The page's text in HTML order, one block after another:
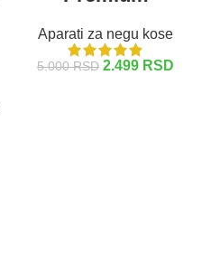
Aparati za negu kose
5.000RSD 2.499 RSD